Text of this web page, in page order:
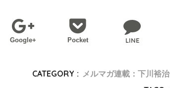
Google+ Pocket LINE
CATEGORY : メルマガ連載：下川裕治